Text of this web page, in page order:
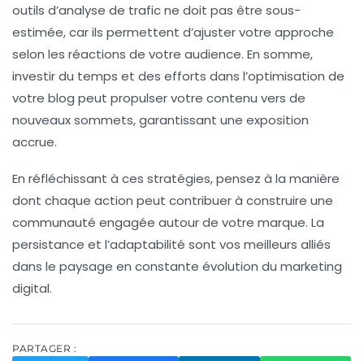
outils d’analyse de trafic ne doit pas être sous-
estimée, car ils permettent d’ajuster votre approche
selon les réactions de votre audience. En somme,
investir du temps et des efforts dans l’optimisation de
votre blog peut propulser votre contenu vers de
nouveaux sommets, garantissant une exposition
accrue.
En réfléchissant à ces stratégies, pensez à la manière
dont chaque action peut contribuer à construire une
communauté engagée autour de votre marque. La
persistance et l’adaptabilité sont vos meilleurs alliés
dans le paysage en constante évolution du marketing
digital.
PARTAGER :